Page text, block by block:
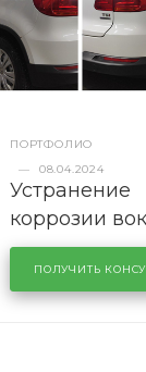
ПОРТФОЛИО
—
08.04.2024
Устранение
коррозии
лобового
районе
Volkswagen
ПОЛУЧИТЬ